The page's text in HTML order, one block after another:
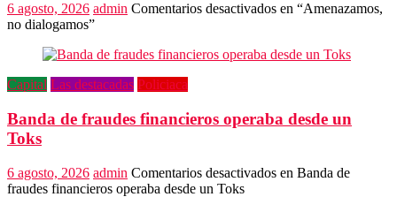
6 agosto, 2026 admin Comentarios desactivados en “Amenazamos,
no dialogamos”
Capital Las destacadas Policiaca
Banda de fraudes financieros operaba desde un
Toks
6 agosto, 2026 admin Comentarios desactivados en Banda de
fraudes financieros operaba desde un Toks